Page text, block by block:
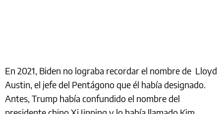
En 2021, Biden no lograba recordar el nombre de Lloyd
Austin, el jefe del Pentágono que él había designado.
Antes, Trump había confundido el nombre del